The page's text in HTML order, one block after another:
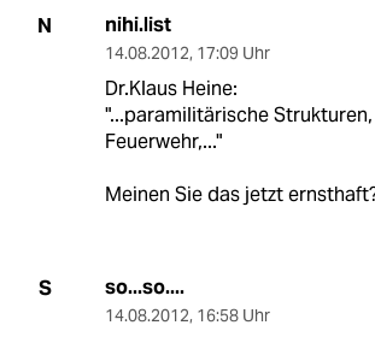
N nihi.list
14.08.2012, 17:09 Uhr
Dr.Klaus Heine:
"...paramilitärische Strukturen,
Feuerwehr,..."
Meinen Sie das jetzt
S so...so....
14.08.2012, 16:58 Uhr